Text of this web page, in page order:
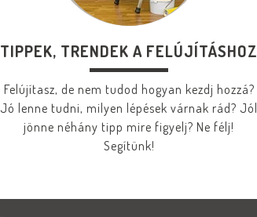
TIPPEK, TRENDEK A FELÚJÍTÁSHOZ
Felújítasz, de nem tudod hogyan kezdj hozzá?
Jó lenne tudni, milyen lépések várnak rád? Jól
jönne néhány tipp mire figyelj? Ne félj!
Segítünk!